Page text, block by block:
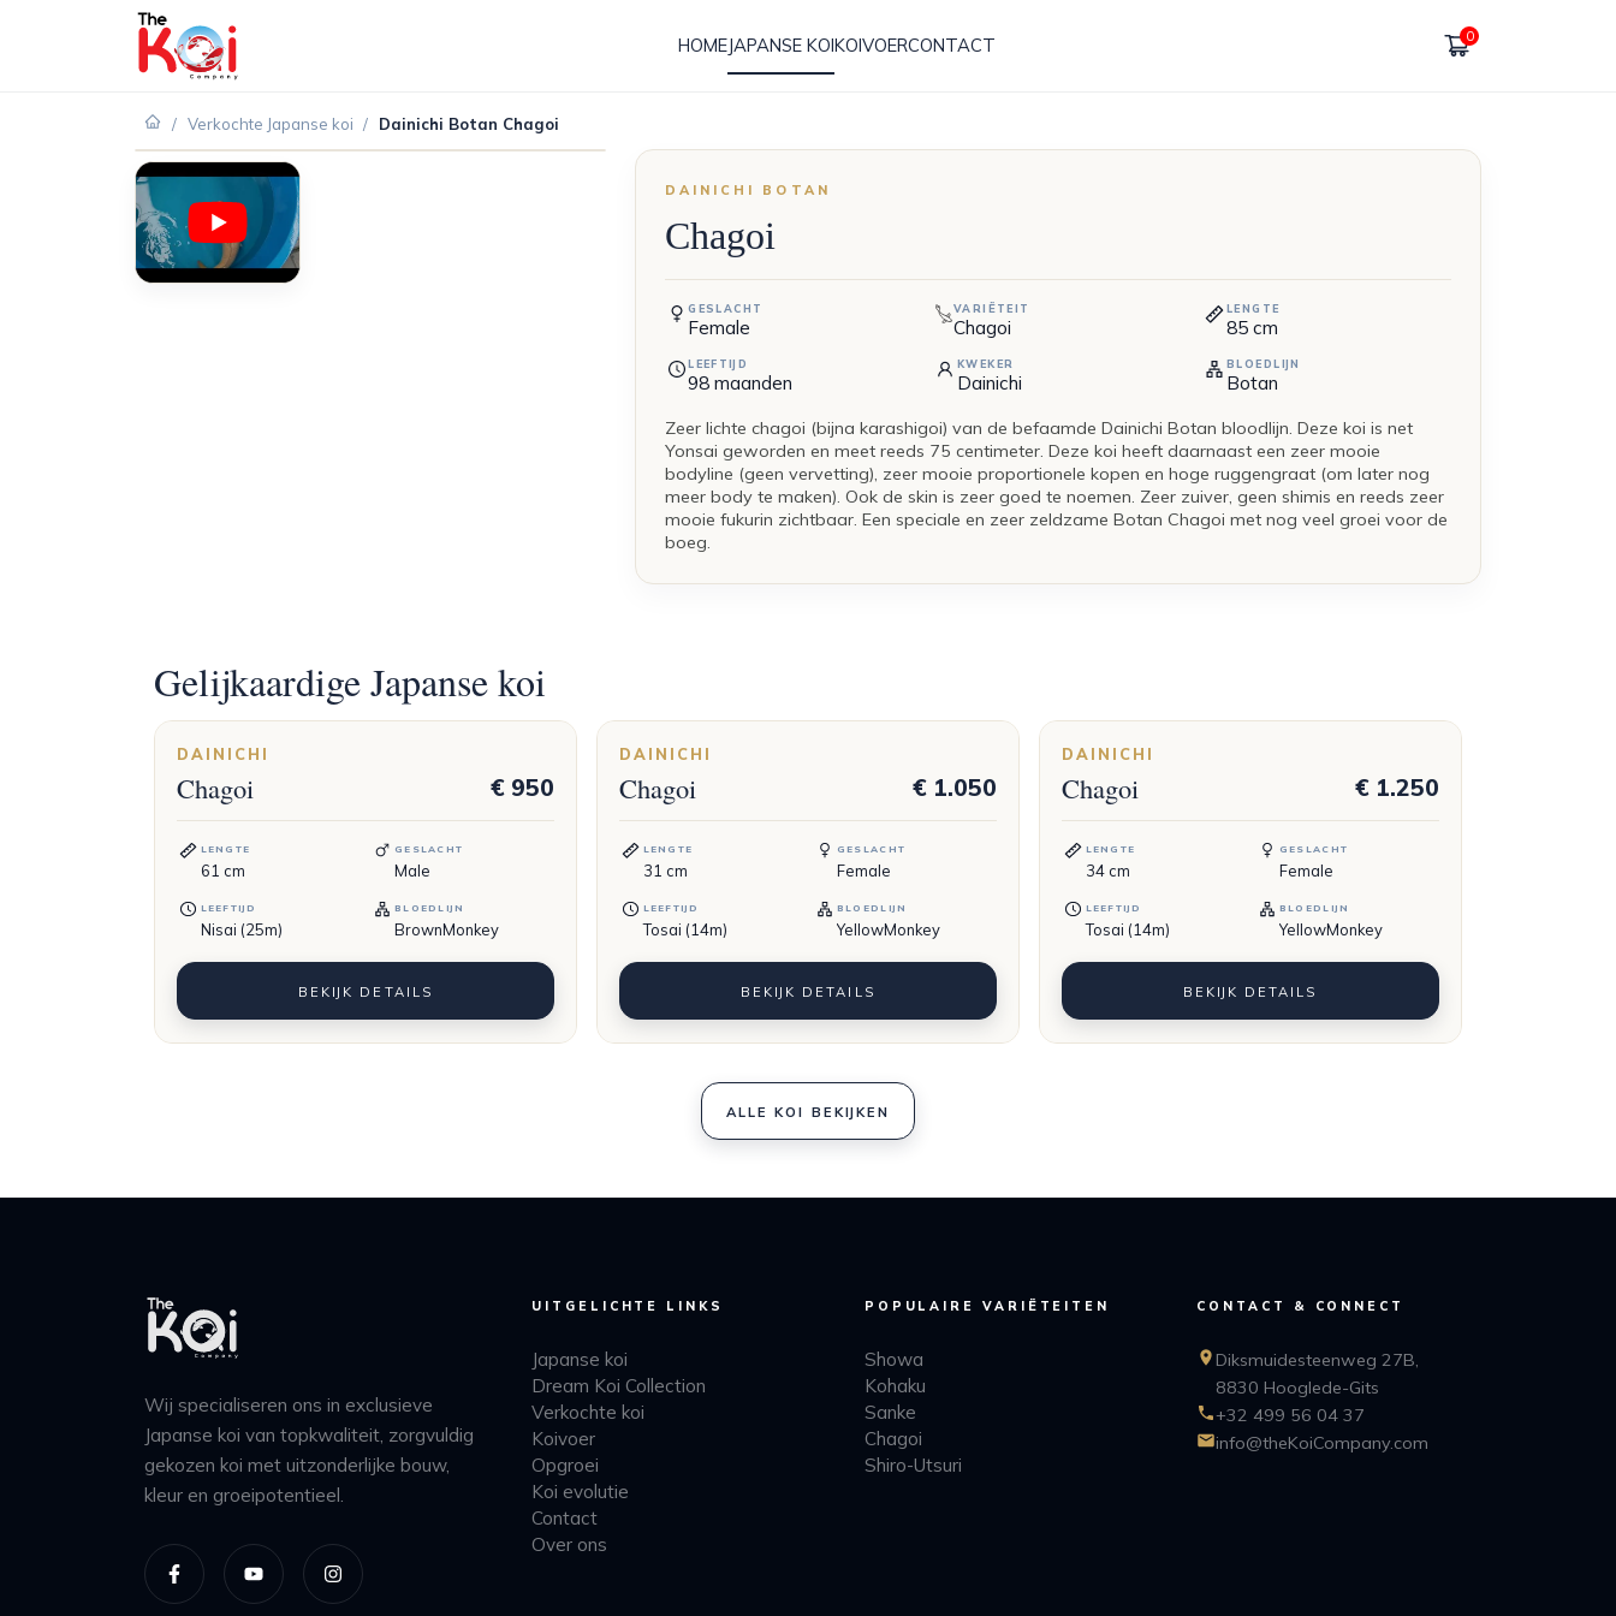
HOMEJAPANSE KOIKOIVOERCONTACT 0
/ Verkochte Japanse koi / Dainichi Botan Chagoi
DAINICHI BOTAN
Chagoi
GESLACHT
Female
VARIËTEIT
Chagoi
LENGTE
85cm
LEEFTIJD
98 maanden
KWEKER
Dainichi
BLOEDLIJN
Botan
Zeer lichte chagoi (bijna karashigoi) van de befaamde Dainichi Botan bloodlijn. Deze koi is net
Yonsai geworden en meet reeds 75 centimeter. Deze koi heeft daarnaast een zeer mooie
bodyline (geen vervetting), zeer mooie proportionele kopen en hoge ruggengraat (om later nog
meer body te maken). Ook de skin is zeer goed te noemen. Zeer zuiver, geen shimis en reeds zeer
mooie fukurin zichtbaar. Een speciale en zeer zeldzame Botan Chagoi met nog veel groei voor de
boeg.
Gelijkaardige Japanse koi
DAINICHI
Chagoi € 950
LENGTE
61 cm
GESLACHT
Male
LEEFTIJD
Nisai (25m)
BLOEDLIJN
BrownMonkey
BEKIJK DETAILS
DAINICHI
Chagoi € 1.050
LENGTE
31 cm
GESLACHT
Female
LEEFTIJD
Tosai (14m)
BLOEDLIJN
YellowMonkey
BEKIJK DETAILS
DAINICHI
Chagoi € 1.250
LENGTE
34cm
GESLACHT
Female
LEEFTIJD
Tosai (14m)
BLOEDLIJN
YellowMonkey
BEKIJK DETAILS
ALLE KOI BEKIJKEN
Wij specialiseren ons in exclusieve
Japanse koi van topkwaliteit, zorgvuldig
gekozen koi met uitzonderlijke bouw,
kleur en groeipotentieel.
UITGELICHTE LINKS
Japanse koi
Dream Koi Collection
Verkochte koi
Koivoer
Opgroei
Koi evolutie
Contact
Over ons
POPULAIRE VARIËTEITEN
Showa
Kohaku
Sanke
Chagoi
Shiro-Utsuri
CONTACT & CONNECT
Diksmuidesteenweg 27B,
8830 Hooglede-Gits
+32 499 56 04 37
info@theKoiCompany.com